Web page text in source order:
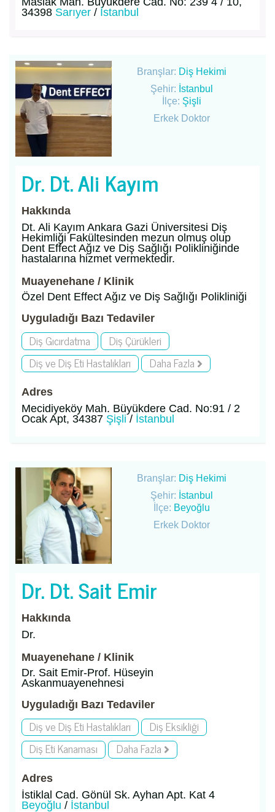
34398 Sarıyer / İstanbul
Branşlar: Diş Hekimi
Şehir: İstanbul
İlçe: Şişli
Erkek Doktor
Dr. Dt. Ali Kayım
Hakkında
Dt. Ali Kayım Ankara Gazi Üniversitesi Diş
Hekimliği Fakültesinden mezun olmuş olup
Dent Effect Ağız ve Diş Sağlığı Polikliniğinde
hastalarına hizmet vermektedir.
Muayenehane / Klinik
Özel Dent Effect Ağız ve Diş Sağlığı Polikliniği
Uyguladığı Bazı Tedaviler
Diş Gıcırdatma
Diş Çürükleri
Diş ve Diş Eti Hastalıkları
Daha Fazla
Adres
Mecidiyeköy Mah. Büyükdere Cad. No:91 / 2
Ocak Apt, 34387 Şişli / İstanbul
Branşlar: Diş Hekimi
Şehir: İstanbul
İlçe: Beyoğlu
Erkek Doktor
Dr. Dt. Sait Emir
Hakkında
Dr.
Muayenehane / Klinik
Dr. Sait Emir-Prof. Hüseyin
Askanmuayenehnesi
Uyguladığı Bazı Tedaviler
Diş ve Diş Eti Hastalıkları
Diş Eksikliği
Diş Eti Kanaması
Daha Fazla
Adres
İstiklal Cad. Gönül Sk. Ayhan Apt. Kat 4
Beyoğlu / İstanbul